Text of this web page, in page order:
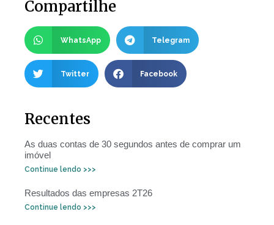
Compartilhe
WhatsApp Telegram
Twitter Facebook
Recentes
As duas contas de 30 segundos antes de comprar um
imóvel
Continue lendo >>>
Resultados das empresas 2T26
Continue lendo >>>